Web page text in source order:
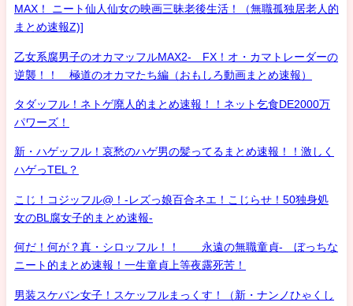
MAX！ ニート仙人仙女の映画三昧老後生活！（無職孤独居老人的
まとめ速報Z)]
乙女系腐男子のオカマッフルMAX2- FX！オ・カマトレーダーの
逆襲！！ 極道のオカマたち編（おもしろ動画まとめ速報）
タダッフル！ネトゲ廃人的まとめ速報！！ネット乞食DE2000万
パワーズ！
新・ハゲッフル！哀愁のハゲ男の髪ってるまとめ速報！！激しく
ハゲっTEL？
こじ！コジッフル@！-レズっ娘百合ネエ！こじらせ！50独身処
女のBL腐女子的まとめ速報-
何だ！何が？真・シロッフル！！ 永遠の無職童貞- ぼっちな
ニート的まとめ速報！一生童貞上等夜露死苦！
男装スケバン女子！スケッフルまっくす！（新・ナンノひゃくし